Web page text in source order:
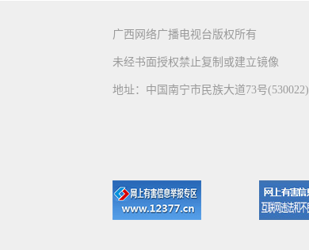
广西网络广播电视台版权所有
未经书面授权禁止复制或建立镜像
地址：中国南宁市民族大道73号(530022)